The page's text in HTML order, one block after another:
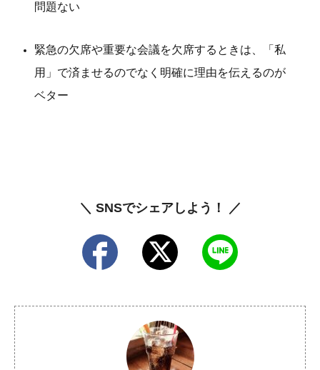
問題ない
緊急の欠席や重要な会議を欠席するときは、「私
用」で済ませるのでなく明確に理由を伝えるのが
ベター
＼ SNSでシェアしよう！ ／